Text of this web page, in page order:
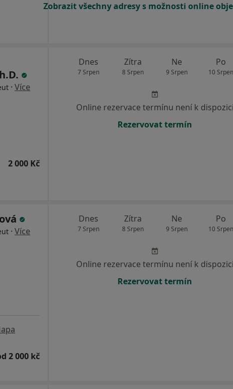
Zobrazit všechny adresy s možnosti online
· Více
2 000 Kč
Dnes
7 Srpen
Zítra
8 Srpen
Ne
9 Srpen
Po
10 Srpen
Online rezervace termínu není k dispozici
Rezervovat termín
· Více
2 000 kč
Dnes
7 Srpen
Zítra
8 Srpen
Ne
9 Srpen
Po
10 Srpen
Online rezervace termínu není k dispozici
Rezervovat termín